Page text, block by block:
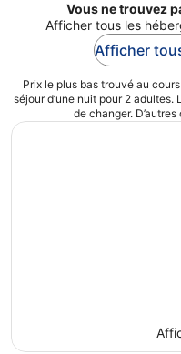
Vous ne trouvez
Afficher tous les
Afficher
Prix le plus bas trouvé au
séjour d’une nuit pour 2
de changer.